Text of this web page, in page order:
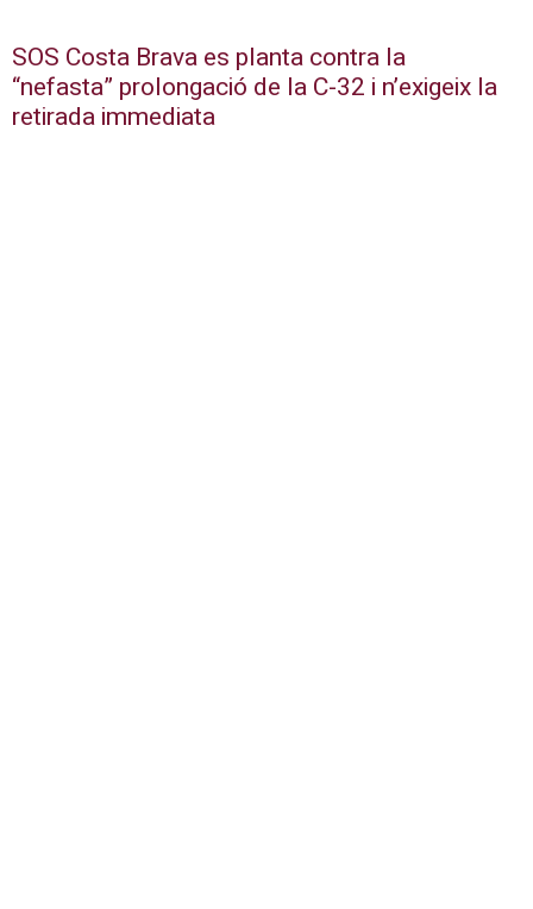
SOS Costa Brava es planta contra la
“nefasta” prolongació de la C-32 i n’exigeix la
retirada immediata